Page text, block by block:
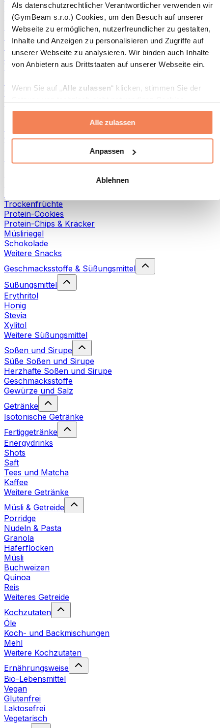
Als datenschutzrechtlicher Verantwortlicher verwenden wir
(GymBeam s.r.o.) Cookies, um den Besuch auf unserer
Webseite zu ermöglichen, nutzerfreundlicher zu gestalten,
Inhalte und Anzeigen zu personalisieren und Zugriffe auf
unserer Webseite zu analysieren. Wir binden auch Inhalte
von Anbietern aus Drittstaaten auf unserer Webseite ein.
Wenn Sie auf „Alle zulassen“ klicken, stimmen Sie der
(insbesondere zu Analyse- und Marketingzwecken) zu.
Ablehnen“ klicken, werden nur
„notwendige“ Cookies gesetzt, welche für den Betrieb der
Webseite erforderlich sind. Sie können auch eine
Weitere Informationen über die Verarbeitung Ihrer Daten
finden Sie in den Unterpunkten „Details“ und „Über
Cookies“ sowie in unserer
Sie können Ihre Einwilligung jederzeit in den
Einstellungenauf unserer Webseite ändern oder
Mehr Info
Alle zulassen
Anpassen
Ablehnen
Fisch-Produkte
Fertiggerichte
Eier-Produkte
Brot & Gebäck
Hülsenfrüchte
Weitere Fitness-Foods
100 % Nussbutter
Süße Nussbutter
Protein-Nussbutter
Grüne Superfoods
Trockenfrüchte
Protein-Cookies
Protein-Chips & Kräcker
Müsliriegel
Schokolade
Weitere Snacks
Geschmacksstoffe & Süßungsmittel
Süßungsmittel
Erythritol
Honig
Stevia
Xylitol
Weitere Süßungsmittel
Soßen und Sirupe
Süße Soßen und Sirupe
Herzhafte Soßen und Sirupe
Geschmacksstoffe
Gewürze und Salz
Getränke
Isotonische Getränke
Fertiggetränke
Energydrinks
Shots
Saft
Tees und Matcha
Kaffee
Weitere Getränke
Müsli & Getreide
Porridge
Nudeln & Pasta
Granola
Haferflocken
Müsli
Buchweizen
Quinoa
Reis
Weiteres Getreide
Kochzutaten
Öle
Koch- und Backmischungen
Mehl
Weitere Kochzutaten
Ernährungsweise
Bio-Lebensmittel
Vegan
Glutenfrei
Laktosefrei
Vegetarisch